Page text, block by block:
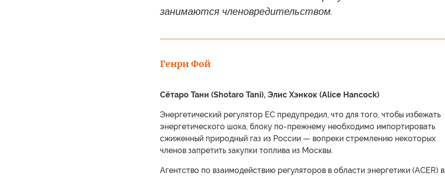
занимаются членовредительством.
Генри Фой
Сётаро Тани (Shotaro Tani), Элис Хэнкок (Alice Hancock)
Энергетический регулятор ЕС предупредил, что для того, чтобы избежать
энергетического шока, блоку по-прежнему необходимо импортировать
сжиженный природный газ из России — вопреки стремлению некоторых
членов запретить закупки топлива из Москвы.
Агентство по взаимодействию регуляторов в области энергетики (ACER) в